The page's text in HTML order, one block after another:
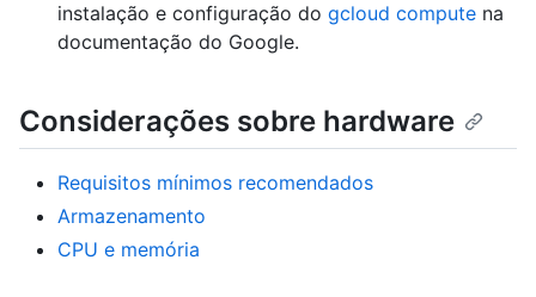
instalação e configuração do gcloud compute na
documentação do Google.
Considerações sobre hardware
Requisitos mínimos recomendados
Armazenamento
CPU e memória